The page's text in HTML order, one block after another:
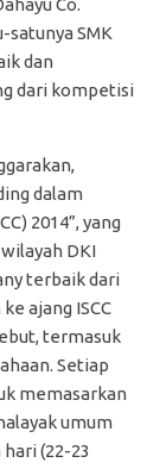
Co.
satunya SMK
dan
dari kompetisi
dalam
2014”, yang
DKI
terbaik dari
ajang ISCC
termasuk
Setiap
memasarkan
umum
(22-23